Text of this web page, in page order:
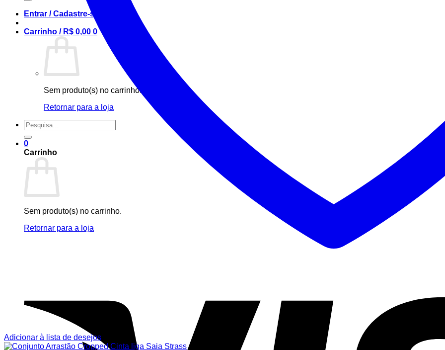
Entrar / Cadastre-se
Carrinho / R$ 0,00 0
Sem produto(s) no carrinho.
Retornar para a loja
Pesquisar
por:
0
Carrinho
Sem produto(s) no carrinho.
Retornar para a loja
Adicionar à lista de desejos